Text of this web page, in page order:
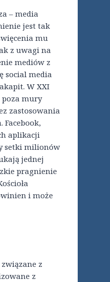
– media
jest tak
mu
z uwagi na
mediów z
social media
W XXI
mury
zastosowania
Facebook,
aplikacji
setki milionów
jednej
pragnienie
i może
z
z